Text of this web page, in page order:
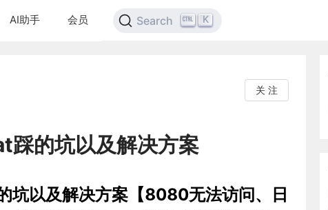
AI助手 会员 Search K
关 注
的坑以及解决方案
以及解决方案【8080无法访问、日